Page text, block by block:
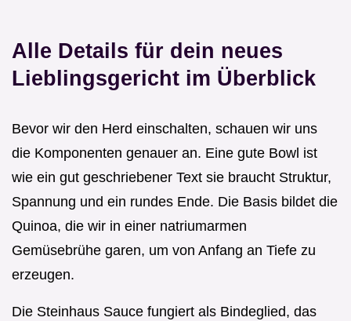
Alle Details für dein neues
Lieblingsgericht im Überblick
Bevor wir den Herd einschalten, schauen wir uns
die Komponenten genauer an. Eine gute Bowl ist
wie ein gut geschriebener Text sie braucht Struktur,
Spannung und ein rundes Ende. Die Basis bildet die
Quinoa, die wir in einer natriumarmen
Gemüsebrühe garen, um von Anfang an Tiefe zu
erzeugen.
Die Steinhaus Sauce fungiert als Bindeglied, das